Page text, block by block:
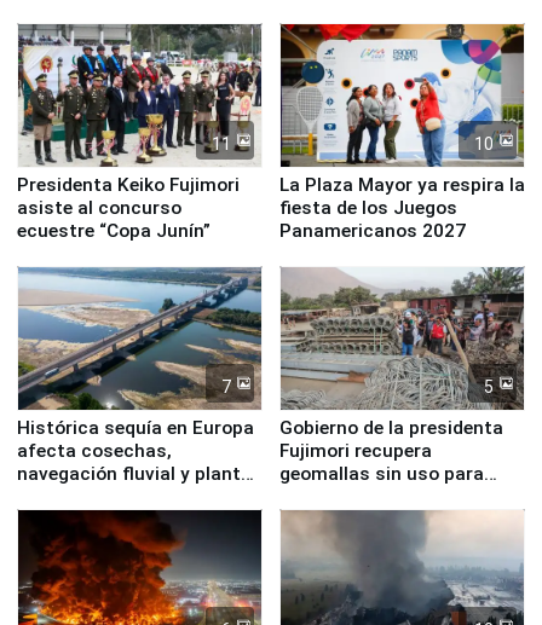
11
Presidenta Keiko Fujimori
asiste al concurso
ecuestre “Copa Junín”
10
La Plaza Mayor ya respira la
fiesta de los Juegos
Panamericanos 2027
7
Histórica sequía en Europa
afecta cosechas,
navegación fluvial y plantas
5
Gobierno de la presidenta
Fujimori recupera
geomallas sin uso para
Fenómeno El Niño